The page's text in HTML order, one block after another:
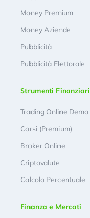
Money Premium
Money Aziende
Pubblicità
Pubblicità Elettorale
Strumenti Finanziari
Trading Online Demo
Corsi (Premium)
Broker Online
Criptovalute
Calcolo Percentuale
Finanza e Mercati